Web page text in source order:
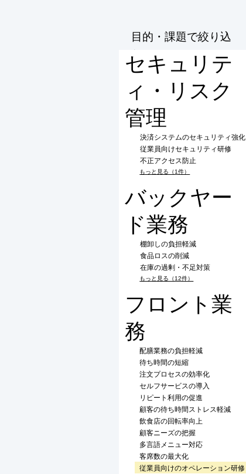
目的・課題で絞り込
む
セキュリテ
ィ・リスク
管理
決済システムのセキュリティ強化
従業員向けセキュリティ研修
不正アクセス防止
もっと見る（1件）
バックヤー
ド業務
棚卸しの負担軽減
食品ロスの削減
在庫の過剰・不足対策
もっと見る（12件）
フロント業
務
配膳業務の負担軽減
待ち時間の短縮
注文プロセスの効率化
セルフサービスの導入
リピート利用の促進
顧客の待ち時間ストレス軽減
飲食店の回転率向上
顧客ニーズの把握
多言語メニュー対応
客席数の最大化
従業員向けのオペレーション研修